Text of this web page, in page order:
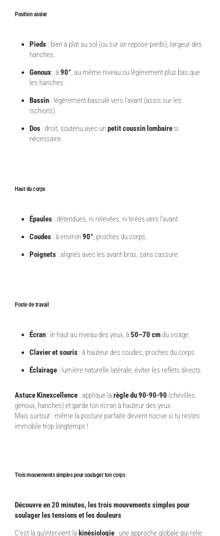
Position assise
Pieds : bien à plat au sol (ou sur un repose-pieds), largeur des
hanches.
Genoux : à 90°, au même niveau ou légèrement plus bas que
les hanches.
Bassin : légèrement basculé vers l’avant (assis sur les
ischions).
Dos : droit, soutenu avec unpetit coussin lombaire si
nécessaire.
Haut du corps
Épaules : détendues, ni relevées, ni tirées vers l’avant.
Coudes : à environ90°, proches du corps.
Poignets : alignés avec les avant-bras, sans cassure.
Poste de travail
Écran : le haut au niveau des yeux, à 50–70 cmdu visage.
Clavier et souris : à hauteur des coudes, proches du corps.
Éclairage : lumière naturelle latérale, éviter les reflets directs
Astuce Kinexcellence : applique la règle du 90-90-90 (chevilles,
genoux, hanches) et garde ton écran à hauteur des yeux.
Mais surtout : même la posture parfaite devient nocive si tu restes
immobile trop longtemps !
Trois mouvements simples pour soulager ton corps
Découvre en 20 minutes, les trois mouvements simples pour
soulager les tensions et les douleurs
C’est là qu’intervient la kinésiologie : une approche globale qui relie